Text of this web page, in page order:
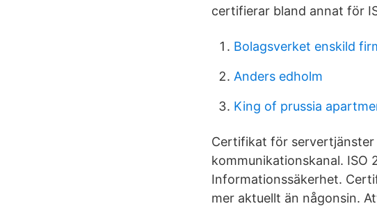
certifierar bland annat för
Bolagsverket enskild
Anders edholm
King of prussia
Certifikat för servertjänster
kommunikationskanal.
Informationssäkerhet.
mer aktuellt än någonsin.